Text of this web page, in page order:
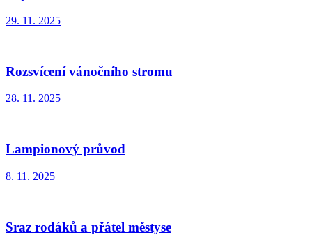
29. 11. 2025
Rozsvícení vánočního stromu
28. 11. 2025
Lampionový průvod
8. 11. 2025
Sraz rodáků a přátel městyse